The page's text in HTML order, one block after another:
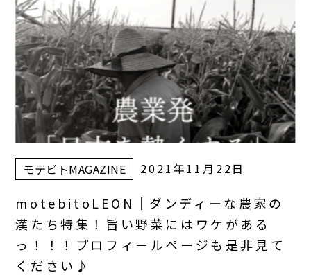
モテビトMAGAZINE 2021年11月22日
motebitoLEON｜ダンディーな農家の
漢たち特集！旨い野菜にはワケがある
っ！！！プロフィールページも是非見て
ください♪